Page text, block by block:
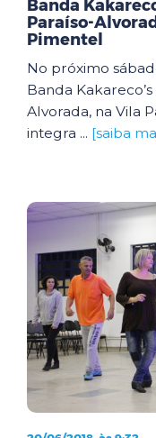
Banda
Paraíso-
Pimentel
No próximo
Banda
Alvorada, na Vila
integra ... [saiba